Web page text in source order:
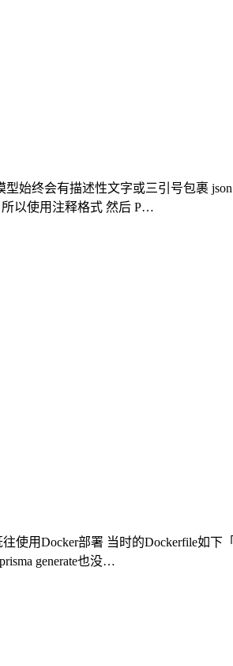
始终会有描述性文字或三引号包裹
所以使用注释格式 然后 P…
使用Docker部署 当时的Dockerfile如
generate也没…